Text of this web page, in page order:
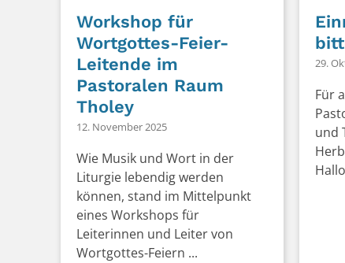
Workshop für
Wortgottes-Feier-
Leitende im
Pastoralen Raum
Tholey
12. November 2025
Wie Musik und Wort in der
Liturgie lebendig werden
können, stand im Mittelpunkt
eines Workshops für
Leiterinnen und Leiter von
Wortgottes-Feiern ...
29.
Für
und